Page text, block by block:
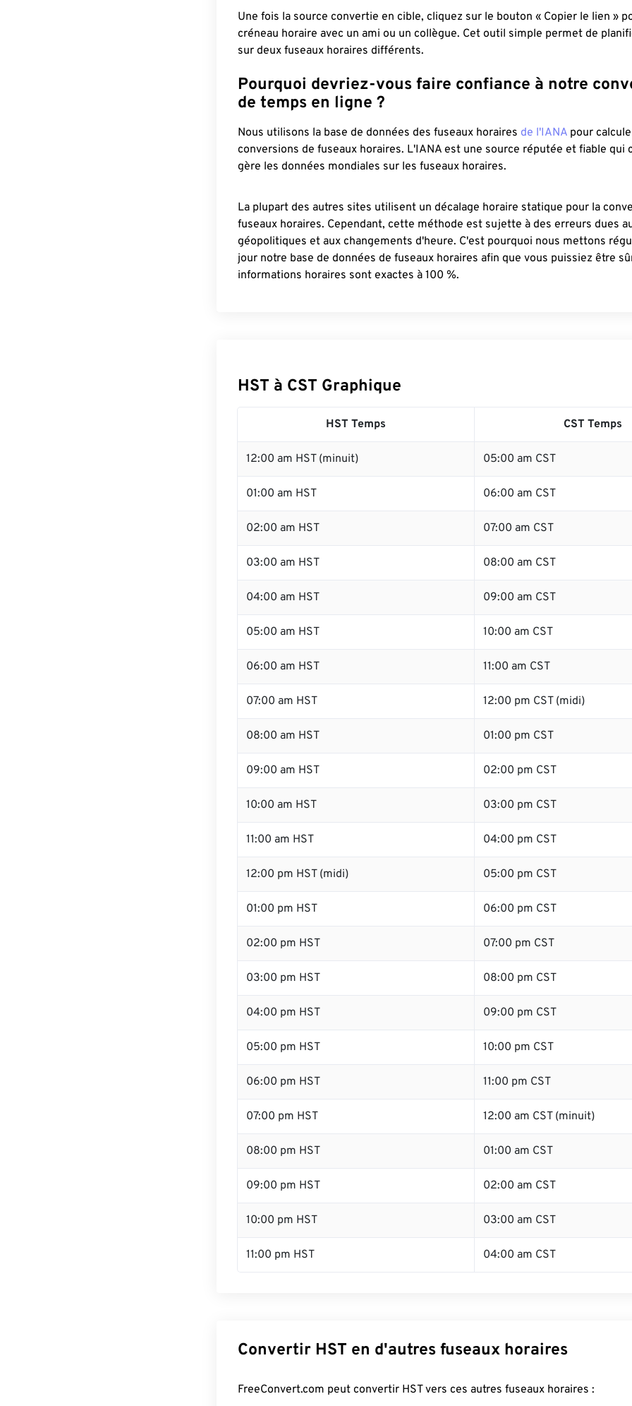
Une fois la source convertie en cible, cliquez sur le bouton « Copier le lien »
créneau horaire avec un ami ou un collègue. Cet outil simple permet de
sur deux fuseaux horaires différents.
Pourquoi devriez-vous faire confiance à notre
de temps en ligne ?
Nous utilisons la base de données des fuseaux horaires de l'IANA pour
conversions de fuseaux horaires. L'IANA est une source réputée et fiable qui
gère les données mondiales sur les fuseaux horaires.
La plupart des autres sites utilisent un décalage horaire statique pour la
fuseaux horaires. Cependant, cette méthode est sujette à des erreurs dues
géopolitiques et aux changements d'heure. C'est pourquoi nous mettons
jour notre base de données de fuseaux horaires afin que vous puissiez être
informations horaires sont exactes à 100 %.
HST à CST Graphique
HST Temps CST Temps
12:00 am HST (minuit) 05:00 am CST
01:00 am HST 06:00 am CST
02:00 am HST 07:00 am CST
03:00 am HST 08:00 am CST
04:00 am HST 09:00 am CST
05:00 am HST 10:00 am CST
06:00 am HST 11:00 am CST
07:00 am HST 12:00 pm CST (midi)
08:00 am HST 01:00 pm CST
09:00 am HST 02:00 pm CST
10:00 am HST 03:00 pm CST
11:00 am HST 04:00 pm CST
12:00 pm HST (midi) 05:00 pm CST
01:00 pm HST 06:00 pm CST
02:00 pm HST 07:00 pm CST
03:00 pm HST 08:00 pm CST
04:00 pm HST 09:00 pm CST
05:00 pm HST 10:00 pm CST
06:00 pm HST 11:00 pm CST
07:00 pm HST 12:00 am CST (minuit)
08:00 pm HST 01:00 am CST
09:00 pm HST 02:00 am CST
10:00 pm HST 03:00 am CST
11:00 pm HST 04:00 am CST
Convertir HST en d'autres fuseaux horaires
FreeConvert.com peut convertir HST vers ces autres fuseaux horaires :